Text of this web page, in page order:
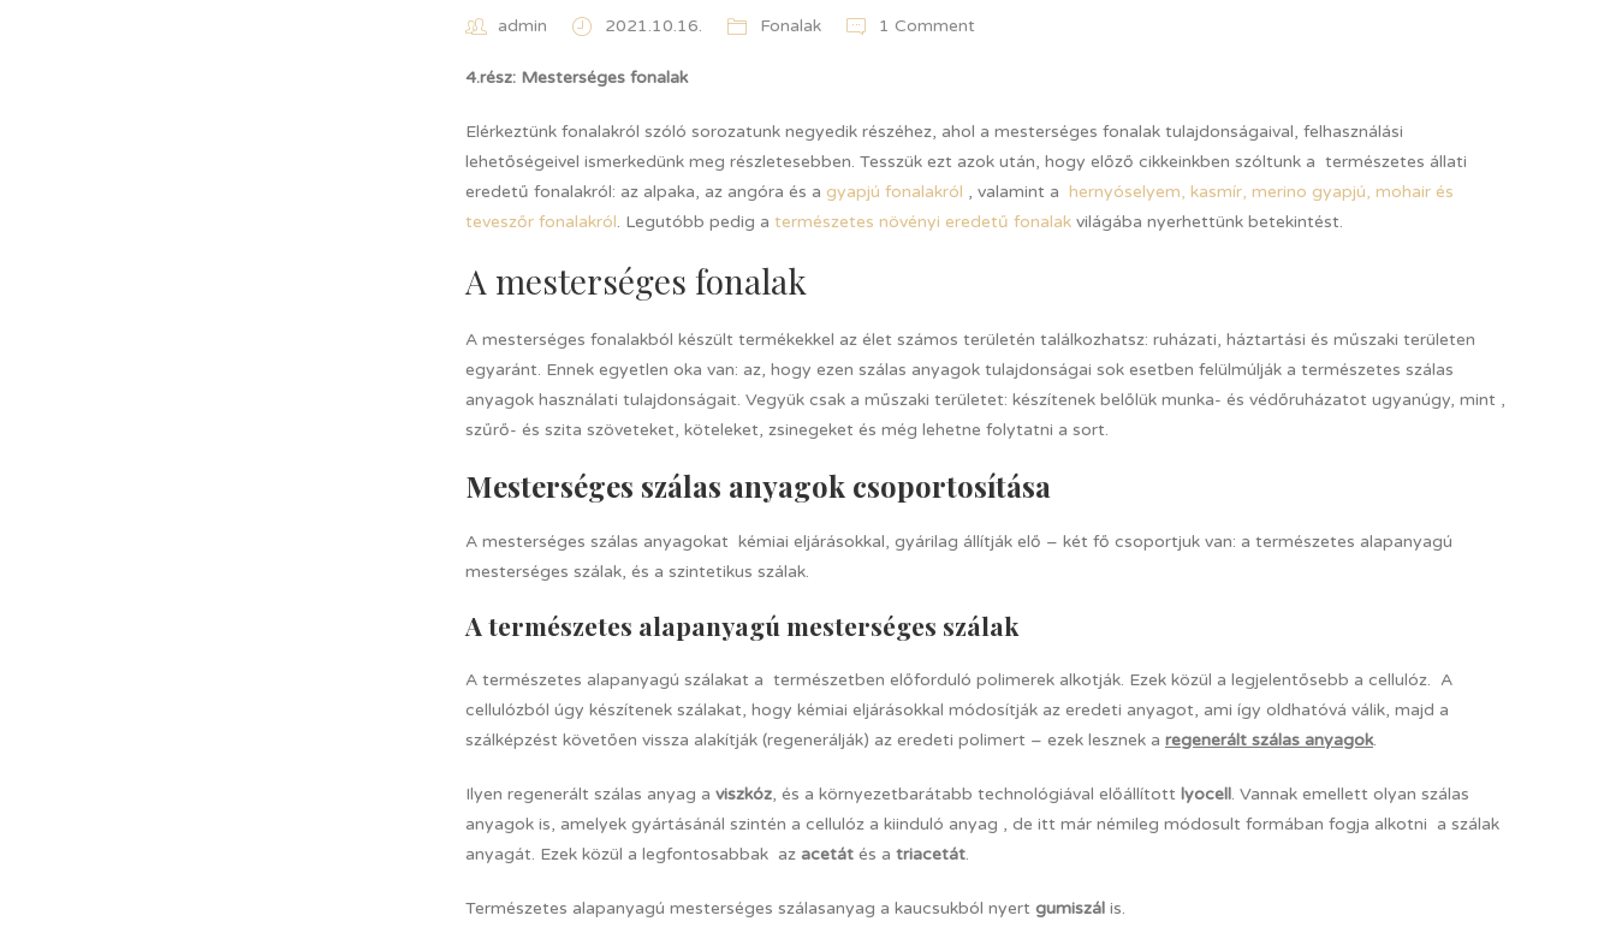
admin 2021.10.16. Fonalak 1 Comment
4.rész: Mesterséges fonalak
Elérkeztünk fonalakról szóló sorozatunk negyedik részéhez, ahol a mesterséges fonalak tulajdonságaival, felhasználási
lehetőségeivel ismerkedünk meg részletesebben. Tesszük ezt azok után, hogy előző cikkeinkben szóltunk a természetes állati
eredetű fonalakról: az alpaka, az angóra és a gyapjú fonalakról , valamint a hernyóselyem, kasmír, merino gyapjú, mohair és
teveszőr fonalakról. Legutóbb pedig a természetes növényi eredetű fonalak világába nyerhettünk betekintést.
A mesterséges fonalak
A mesterséges fonalakból készült termékekkel az élet számos területén találkozhatsz: ruházati, háztartási és műszaki területen
egyaránt. Ennek egyetlen oka van: az, hogy ezen szálas anyagok tulajdonságai sok esetben felülmúlják a természetes szálas
anyagok használati tulajdonságait. Vegyük csak a műszaki területet: készítenek belőlük munka- és védőruházatot ugyanúgy, mint ,
szűrő- és szita szöveteket, köteleket, zsinegeket és még lehetne folytatni a sort.
Mesterséges szálas anyagok csoportosítása
A mesterséges szálas anyagokat kémiai eljárásokkal, gyárilag állítják elő – két fő csoportjuk van: a természetes alapanyagú
mesterséges szálak, és a szintetikus szálak.
A természetes alapanyagú mesterséges szálak
A természetes alapanyagú szálakat a természetben előforduló polimerek alkotják. Ezek közül a legjelentősebb a cellulóz. A
cellulózból úgy készítenek szálakat, hogy kémiai eljárásokkal módosítják az eredeti anyagot, ami így oldhatóvá válik, majd a
szálképzést követően vissza alakítják (regenerálják) az eredeti polimert – ezek lesznek a regenerált szálas anyagok.
Ilyen regenerált szálas anyag a viszkóz, és a környezetbarátabb technológiával előállított lyocell. Vannak emellett olyan szálas
anyagok is, amelyek gyártásánál szintén a cellulóz a kiinduló anyag , de itt már némileg módosult formában fogja alkotni a szálak
anyagát. Ezek közül a legfontosabbak az acetát és a triacetát.
Természetes alapanyagú mesterséges szálasanyag a kaucsukból nyert gumiszál is.